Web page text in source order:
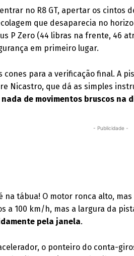
no R8 GT, apertar os cintos
que desaparecia no
P Zero (44 libras na frente, 46
em primeiro lugar.
cones para a verificação final. A
Nicastro, que dá as simples
de movimentos bruscos na
- Publicidade -
na tábua! O motor ronca alto,
a 100 km/h, mas a largura da
pela janela.
o ponteiro do conta-